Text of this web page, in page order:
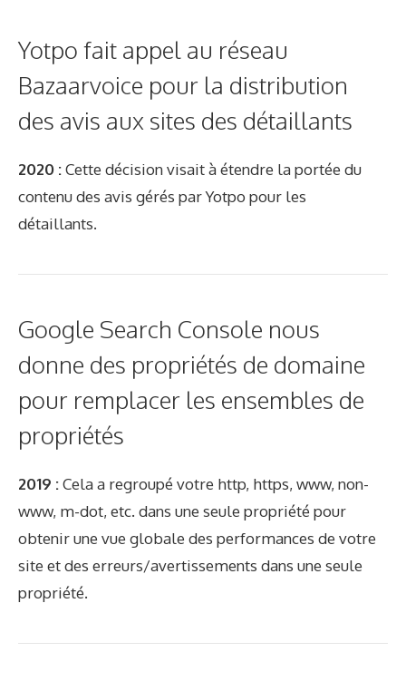
Yotpo fait appel au réseau
Bazaarvoice pour la distribution
des avis aux sites des détaillants
2020 :Cette décision visait à étendre la portée du
contenu des avis gérés par Yotpo pour les
détaillants.
Google Search Console nous
donne des propriétés de domaine
pour remplacer les ensembles de
propriétés
2019 :Cela a regroupé votre http, https, www, non-
www, m-dot, etc. dans une seule propriété pour
obtenir une vue globale des performances de votre
site et des erreurs/avertissements dans une seule
propriété.